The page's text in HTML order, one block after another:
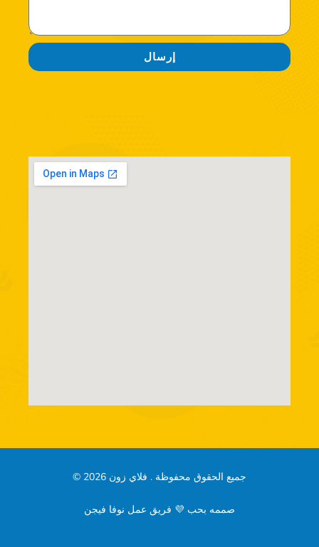
إرسال
جميع الحقوق محفوظة . فلاي زون 2026 ©
صممه بحب 💜 فريق عمل نوفا فيجن